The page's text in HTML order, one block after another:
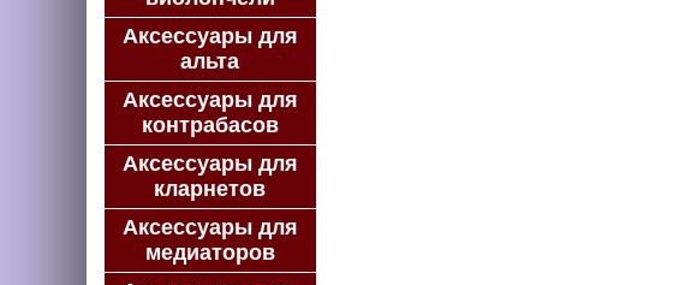
Аксессуары для
альта
Аксессуары для
контрабасов
Аксессуары для
кларнетов
Аксессуары для
медиаторов